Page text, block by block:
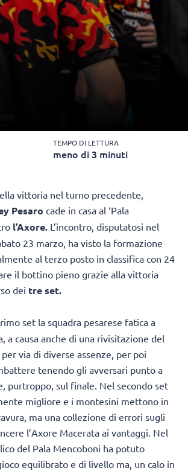
TEMPO DI LETTURA
meno di 3 minuti
vittoria nel turno precedente,
Pesaro cade in casa al ‘Pala
l’Axore. L’incontro, disputatosi nel
23 marzo, ha visto la formazione
al terzo posto in classifica con 24
il bottino pieno grazie alla vittoria
dei tre set.
set la squadra pesarese fatica a
a causa anche di una rivisitazione del
via di diverse assenze, per poi
tenendo gli avversari punto a
purtroppo, sul finale. Nel secondo set
migliore e i montesini mettono in
ma una collezione di errori sugli
l’Axore Macerata ai vantaggi. Nel
del Pala Mencoboni ha potuto
equilibrato e di livello ma, un calo in